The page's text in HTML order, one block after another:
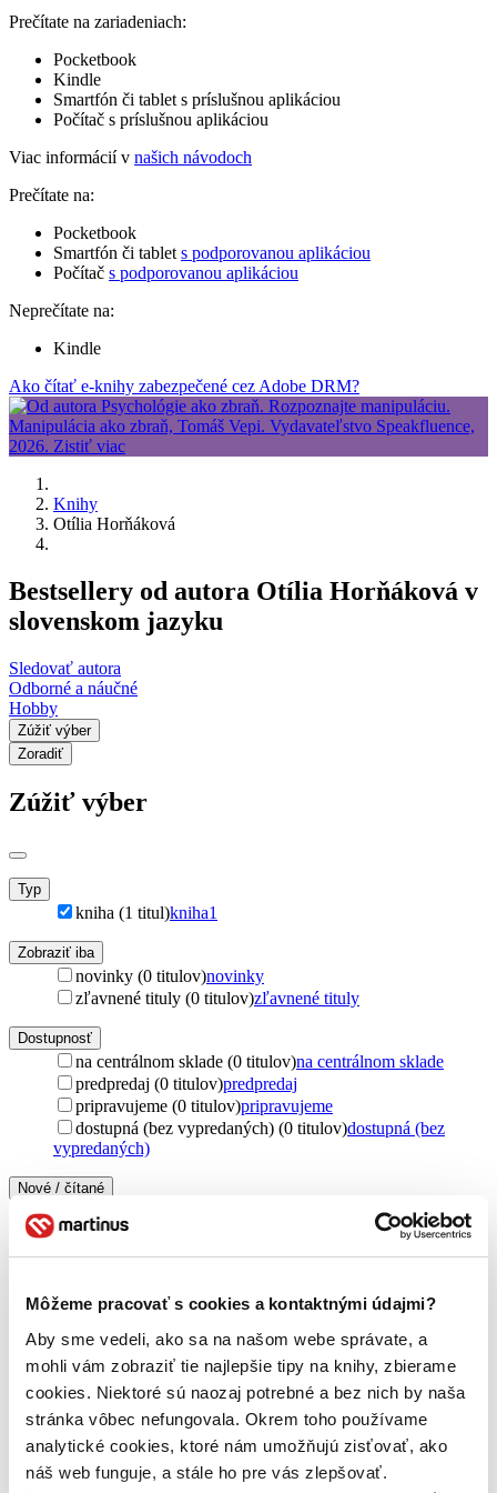
Môžeme pracovať s cookies a kontaktnými údajmi?
Aby sme vedeli, ako sa na našom webe správate, a
mohli vám zobraziť tie najlepšie tipy na knihy, zbierame
cookies. Niektoré sú naozaj potrebné a bez nich by naša
stránka vôbec nefungovala. Okrem toho používame
analytické cookies, ktoré nám umožňujú zisťovať, ako
náš web funguje, a stále ho pre vás zlepšovať.
Prečítate na zariadeniach:
Pocketbook
Kindle
Smartfón či tablet s príslušnou aplikáciou
Počítač s príslušnou aplikáciou
Viac informácií v našich návodoch
Prečítate na:
Pocketbook
Smartfón či tablet s podporovanou aplikáciou
Počítač s podporovanou aplikáciou
Neprečítate na:
Kindle
Ako čítať e-knihy zabezpečené cez Adobe DRM?
Knihy
Otília Horňáková
Bestsellery od autora Otília Horňáková v
slovenskom jazyku
Sledovať autora
Odborné a náučné
Hobby
Zúžiť výber
Zoradiť
Zúžiť výber
Typ
kniha (1 titul)kniha1
Zobraziť iba
novinky (0 titulov)novinky
zľavnené tituly (0 titulov)zľavnené tituly
Dostupnosť
na centrálnom sklade (0 titulov)na centrálnom sklade
predpredaj (0 titulov)predpredaj
pripravujeme (0 titulov)pripravujeme
dostupná (bez vypredaných) (0 titulov)dostupná (bez
vypredaných)
Nové / čítané
čítaná (0 titulov)
čítaná - výborný stav (0 titulov)čítaná - výborný stav
opotrebovaná
vypredaných kníh
slovenčina (1 titul)slovenčina1
Vydavateľstvo
Gratexco (1 titul)Gratexco1